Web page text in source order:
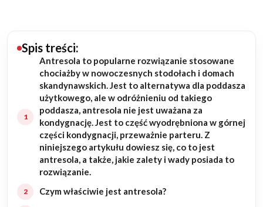
Budowa domu
Rezydencje
Rozbudowa
Remonty
Spis treści:
Antresola to popularne rozwiązanie stosowane
chociażby w nowoczesnych stodołach i domach
skandynawskich. Jest to alternatywa dla poddasza
użytkowego, ale w odróżnieniu od takiego
poddasza, antresola nie jest uważana za
kondygnację. Jest to część wyodrębniona w górnej
części kondygnacji, przeważnie parteru. Z
niniejszego artykułu dowiesz się, co to jest
antresola, a także, jakie zalety i wady posiada to
rozwiązanie.
Czym właściwie jest antresola?